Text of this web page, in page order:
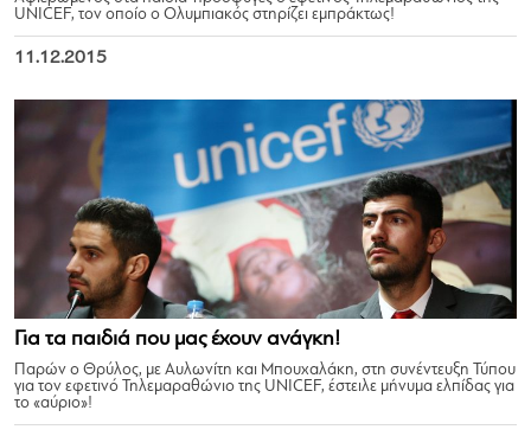
UNICEF, τον οποίο ο Ολυμπιακός στηρίζει εμπράκτως!
11.12.2015
Για τα παιδιά που μας έχουν ανάγκη!
Παρών ο Θρύλος, με Αυλωνίτη και Μπουχαλάκη, στη συνέντευξη Τύπου
για τον εφετινό Τηλεμαραθώνιο της UNICEF, έστειλε μήνυμα ελπίδας για
το «αύριο»!